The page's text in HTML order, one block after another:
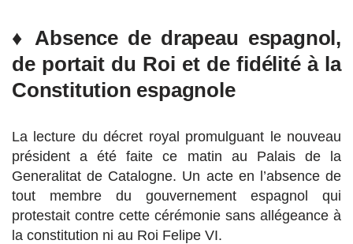
♦ Absence de drapeau espagnol,
de portait du Roi et de fidélité à la
Constitution espagnole
La lecture du décret royal promulguant le nouveau
président a été faite ce matin au Palais de la
Generalitat de Catalogne. Un acte en l’absence de
tout membre du gouvernement espagnol qui
protestait contre cette cérémonie sans allégeance à
la constitution ni au Roi Felipe VI.